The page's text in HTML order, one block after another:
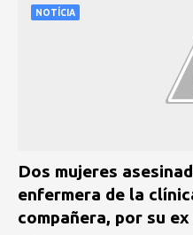
NOTÍCIA
Dos mujeres
enfermera de la
compañera, por su ex